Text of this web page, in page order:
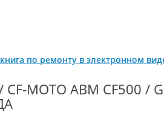
по ремонту в электронном
MOTO ABM CF500 /